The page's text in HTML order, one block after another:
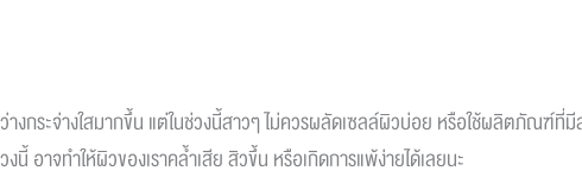
งกระจ่างใสมากขึ้น แต่ในช่วงนี้สาวๆ ไม่ควรผลัดเซลล์ผิวบ่อย หรือใช้ผลิตภัณฑ์ที่มีส
นี้ อาจทำให้ผิวของเราคล้ำเสีย สิวขึ้น หรือเกิดการแพ้ง่ายได้เลยนะ